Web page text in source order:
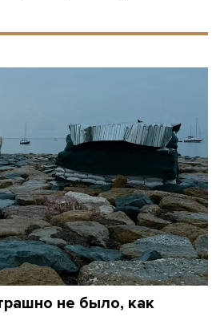
не было, как